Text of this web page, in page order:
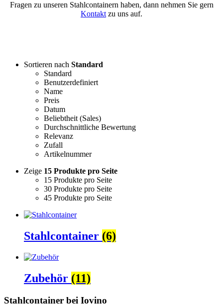
Fragen zu unseren Stahlcontainern haben, dann nehmen Sie gern
Kontakt zu uns auf.
Sortieren nach Standard
Standard
Benutzerdefiniert
Name
Preis
Datum
Beliebtheit (Sales)
Durchschnittliche Bewertung
Relevanz
Zufall
Artikelnummer
Zeige 15 Produkte pro Seite
15 Produkte pro Seite
30 Produkte pro Seite
45 Produkte pro Seite
Stahlcontainer (6)
Zubehör (11)
Stahlcontainer bei Iovino